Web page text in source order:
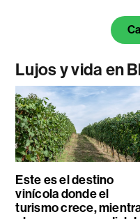
Lujos y vida en
Este es el destino
vinícola donde el
turismo crece,